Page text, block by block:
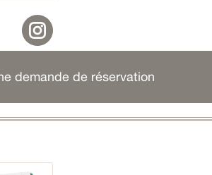
demande de réservation